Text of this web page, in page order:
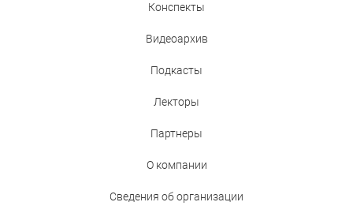
Конспекты
Видеоархив
Подкасты
Лекторы
Партнеры
О компании
Сведения об организации